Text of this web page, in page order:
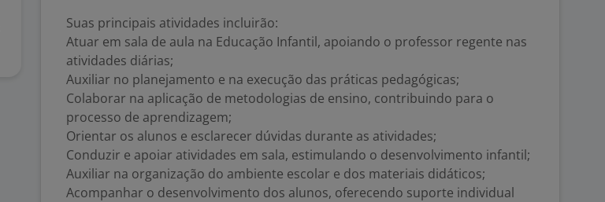
Suas principais atividades incluirão:
Atuar em sala de aula na Educação Infantil, apoiando o professor regente nas
atividades diárias;
Auxiliar no planejamento e na execução das práticas pedagógicas;
Colaborar na aplicação de metodologias de ensino, contribuindo para o
processo de aprendizagem;
Orientar os alunos e esclarecer dúvidas durante as atividades;
Conduzir e apoiar atividades em sala, estimulando o desenvolvimento infantil;
Auxiliar na organização do ambiente escolar e dos materiais didáticos;
Acompanhar o desenvolvimento dos alunos, oferecendo suporte individual